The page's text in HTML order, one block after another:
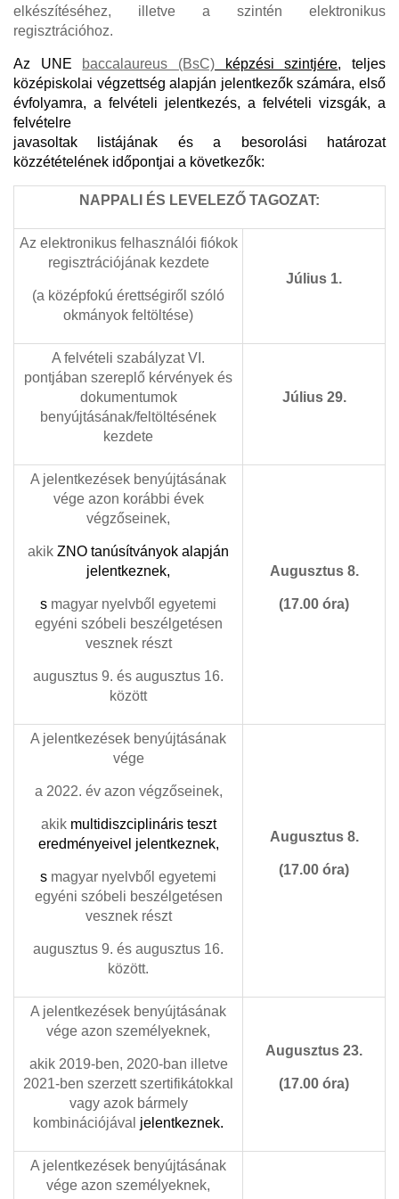
elkészítéséhez, illetve a szintén elektronikus
regisztrációhoz.
Az UNE baccalaureus (BsC) képzési szintjére, teljes
középiskolai végzettség alapján jelentkezők számára,első
évfolyamra, a felvételi jelentkezés, a felvételi vizsgák, a
felvételre
javasoltak listájának és a besorolási határozat
közzétételének időpontjai a következők:
NAPPALI ÉS LEVELEZŐ TAGOZAT:
Az elektronikus felhasználói fiókok
regisztrációjának kezdete
(a középfokú érettségiről szóló
okmányok feltöltése)
Július 1.
A felvételi szabályzat VI.
pontjában szereplő kérvények és
dokumentumok
benyújtásának/feltöltésének
kezdete
Július 29.
A jelentkezések benyújtásának
vége azon korábbi évek
végzőseinek,
akik ZNO tanúsítványok alapján
jelentkeznek,
s magyar nyelvből egyetemi
egyéni szóbeli beszélgetésen
vesznek részt
augusztus 9. és augusztus 16.
között
Augusztus 8.
(17.00 óra)
A jelentkezések benyújtásának
vége
a 2022. év azon végzőseinek,
akikmultidiszciplináris teszt
eredményeivel jelentkeznek,
s magyar nyelvből egyetemi
egyéni szóbeli beszélgetésen
vesznek részt
augusztus 9. és augusztus 16.
között.
Augusztus 8.
(17.00 óra)
A jelentkezések benyújtásának
vége azon személyeknek,
akik 2019-ben, 2020-ban illetve
2021-ben szerzett szertifikátokkal
vagy azok bármely
kombinációjával jelentkeznek.
Augusztus 23.
(17.00 óra)
A jelentkezések benyújtásának
vége azon személyeknek,